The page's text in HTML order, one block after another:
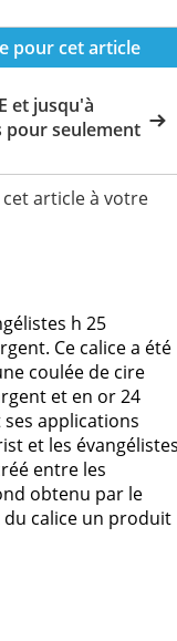
pour cet article
et jusqu'à
pour seulement
article à votre
h 25
Ce calice a été
coulée de cire
et en or 24
applications
et les
entre les
obtenu par le
calice un produit